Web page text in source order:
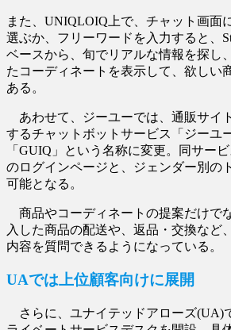
また、UNIQLOIQ上で、チャット画面
選ぶか、フリーワードを入力すると、
ベースから、旬でリアルな情報を探し
たコーディネートを表示して、欲しい
ある。
あわせて、ジーユーでは、通販サイ
するチャットボットサービス「ジーユ
「GUIQ」という名称に変更。同サー
のログインページと、ジェンダー別の
可能となる。
商品やコーディネートの提案だけで
入した商品の配送や、返品・交換など
内容を質問できるようになっている。
UAでは上位顧客向けに展開
さらに、ユナイテッドアローズ(UA)